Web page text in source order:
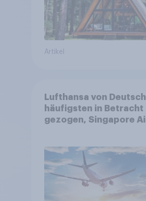
Artikel
Lufthansa von
häufigsten in Betracht
gezogen, Singapore